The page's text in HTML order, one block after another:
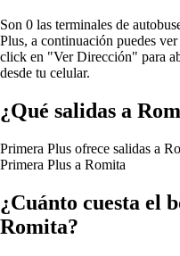
Son 0 las terminales de
Plus, a continuación puedes
click en "Ver Dirección" para
desde tu celular.
¿Qué salidas a
Primera Plus ofrece salidas a
Primera Plus a Romita
¿Cuánto cuesta el
Romita?